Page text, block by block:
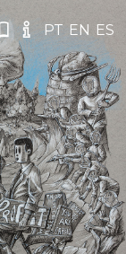
PT EN ES